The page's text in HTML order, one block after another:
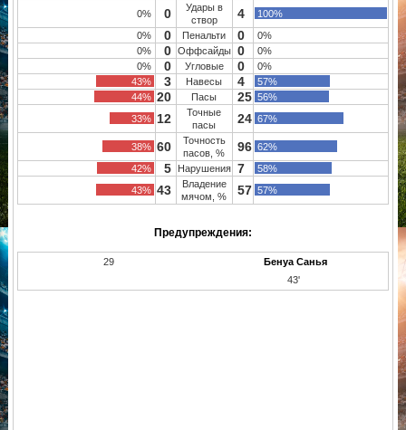
0%
0
Удары в
створ
4
100%
0%
0 Пенальти 0
0%
0%
0 Оффсайды 0
0%
0%
0 Угловые 0
0%
43%
3 Навесы 4
57%
44% 20 Пасы 25 56%
33% 12
Точные
пасы
24 67%
38% 60
Точность
пасов, %
96 62%
42%
5 Нарушения 7
58%
43% 43
Владение
мячом, %
57 57%
Предупреждения:
29
Бенуа Санья
43'